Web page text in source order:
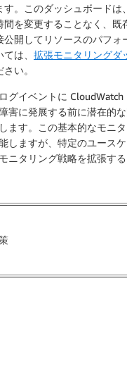
。このダッシュボードは
間を変更することなく、既
公開してリソースのパフォ
は、 拡張モニタリングダ
い。
グイベントに CloudWatch
害に発展する前に潜在的
ます。この基本的なモニ
しますが、特定のユース
ニタリング戦略を拡張す